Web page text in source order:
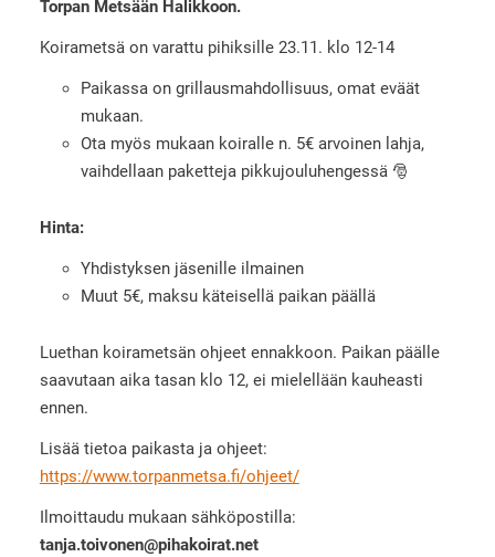
Torpan Metsään Halikkoon.
Koirametsä on varattu pihiksille 23.11. klo 12-14
Paikassa on grillausmahdollisuus, omat eväät
mukaan.
Ota myös mukaan koiralle n. 5€ arvoinen lahja,
vaihdellaan paketteja pikkujouluhengessä 🎅
Hinta:
Yhdistyksen jäsenille ilmainen
Muut 5€, maksu käteisellä paikan päällä
Luethan koirametsän ohjeet ennakkoon. Paikan päälle
saavutaan aika tasan klo 12, ei mielellään kauheasti
ennen.
Lisää tietoa paikasta ja ohjeet:
https://www.torpanmetsa.fi/ohjeet/
Ilmoittaudu mukaan sähköpostilla:
tanja.toivonen@pihakoirat.net